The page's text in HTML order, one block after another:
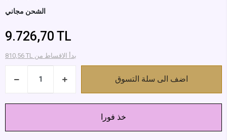
الشحن مجاني
9.726,70 TL
810,56 TL بدأ الاقساط من
اضف الى سلة التسوق
خذ فورا